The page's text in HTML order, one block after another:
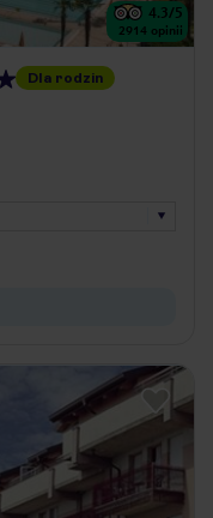
4.3/5
2914 opinii
Dla rodzin